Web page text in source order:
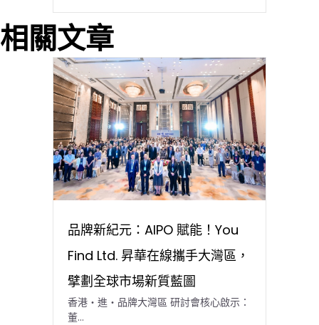
相關文章
品牌新紀元：AIPO 賦能！You
Find Ltd. 昇華在線攜手大灣區，
擘劃全球市場新質藍圖
香港・進・品牌大灣區 研討會核心啟示：
董…